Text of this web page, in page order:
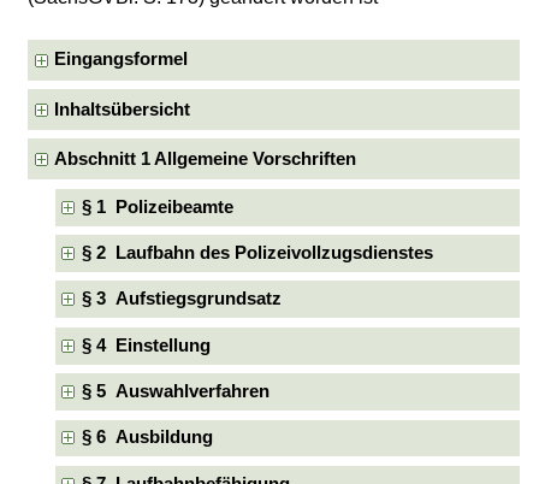
Eingangsformel
Inhaltsübersicht
Abschnitt 1 Allgemeine Vorschriften
§ 1 Polizeibeamte
§ 2 Laufbahn des Polizeivollzugsdienstes
§ 3 Aufstiegsgrundsatz
§ 4 Einstellung
§ 5 Auswahlverfahren
§ 6 Ausbildung